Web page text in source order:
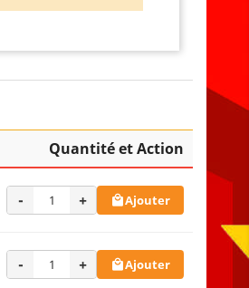
Quantité et Action
- + Ajouter
- + Ajouter